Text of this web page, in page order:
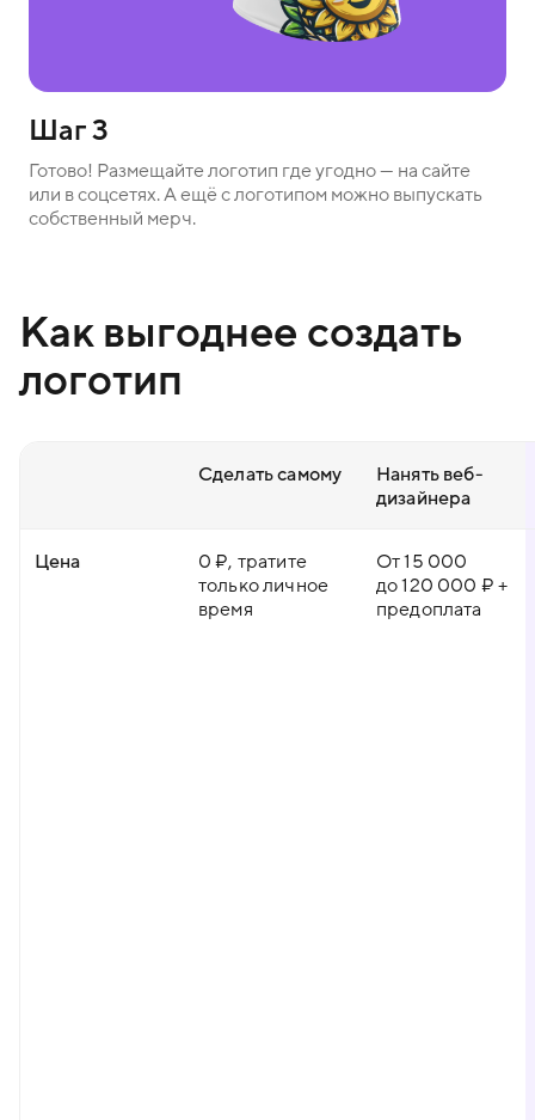
Шаг 3
Готово! Размещайте логотип где угодно — на сайте
или в соцсетях. А ещё с логотипом можно выпускать
собственный мерч.
Как выгоднее создать
логотип
Сделать самому
Нанять веб-
дизайнера
Цена
0 ₽, тратите
только личное
время
От 15 000
до 120 000 ₽ +
предоплата